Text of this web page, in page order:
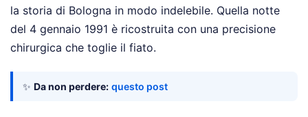
la storia di Bologna in modo indelebile. Quella notte
del 4 gennaio 1991 è ricostruita con una precisione
chirurgica che toglie il fiato.
✨ Da non perdere: questo post